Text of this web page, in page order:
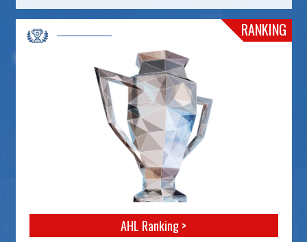
RANKING
AHL Ranking >